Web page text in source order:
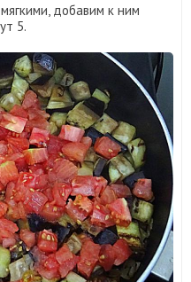
добавим к ним
5.